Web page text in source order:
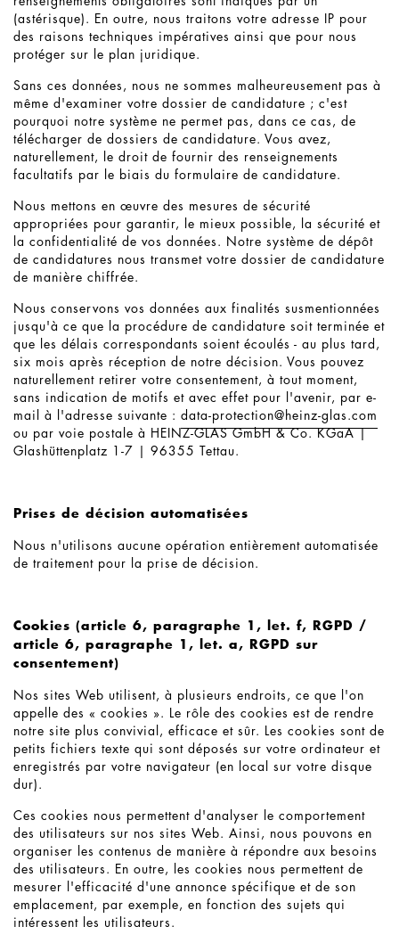
(astérisque). En outre, nous traitons votre adresse IP pour
des raisons techniques impératives ainsi que pour nous
protéger sur le plan juridique.
Sans ces données, nous ne sommes malheureusement pas à
même d'examiner votre dossier de candidature ; c'est
pourquoi notre système ne permet pas, dans ce cas, de
télécharger de dossiers de candidature. Vous avez,
naturellement, le droit de fournir des renseignements
facultatifs par le biais du formulaire de candidature.
Nous mettons en œuvre des mesures de sécurité
appropriées pour garantir, le mieux possible, la sécurité et
la confidentialité de vos données. Notre système de dépôt
de candidatures nous transmet votre dossier de candidature
de manière chiffrée.
Nous conservons vos données aux finalités susmentionnées
jusqu'à ce que la procédure de candidature soit terminée et
que les délais correspondants soient écoulés - au plus tard,
six mois après réception de notre décision. Vous pouvez
naturellement retirer votre consentement, à tout moment,
sans indication de motifs et avec effet pour l'avenir, par e-
mail à l'adresse suivante : data-protection@heinz-glas.com
ou par voie postale à HEINZ-GLAS GmbH & Co. KGaA |
Glashüttenplatz 1-7 | 96355 Tettau.
Prises de décision automatisées
Nous n'utilisons aucune opération entièrement automatisée
de traitement pour la prise de décision.
Cookies (article 6, paragraphe 1, let. f, RGPD /
article 6, paragraphe 1, let. a, RGPD sur
consentement)
Nos sites Web utilisent, à plusieurs endroits, ce que l'on
appelle des « cookies ». Le rôle des cookies est de rendre
notre site plus convivial, efficace et sûr. Les cookies sont de
petits fichiers texte qui sont déposés sur votre ordinateur et
enregistrés par votre navigateur (en local sur votre disque
dur).
Ces cookies nous permettent d'analyser le comportement
des utilisateurs sur nos sites Web. Ainsi, nous pouvons en
organiser les contenus de manière à répondre aux besoins
des utilisateurs. En outre, les cookies nous permettent de
mesurer l'efficacité d'une annonce spécifique et de son
emplacement, par exemple, en fonction des sujets qui
intéressent les utilisateurs.